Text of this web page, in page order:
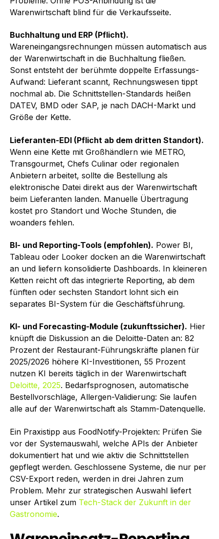
Warenwirtschaft blind für die Verkaufsseite.
Buchhaltung und ERP (Pflicht).
Wareneingangsrechnungen müssen automatisch aus
der Warenwirtschaft in die Buchhaltung fließen.
Sonst entsteht der berühmte doppelte Erfassungs-
Aufwand: Lieferant scannt, Rechnungswesen tippt
nochmal ab. Die Schnittstellen-Standards heißen
DATEV, BMD oder SAP, je nach DACH-Markt und
Größe der Kette.
Lieferanten-EDI (Pflicht ab dem dritten Standort).
Wenn eine Kette mit Großhändlern wie METRO,
Transgourmet, Chefs Culinar oder regionalen
Anbietern arbeitet, sollte die Bestellung als
elektronische Datei direkt aus der Warenwirtschaft
beim Lieferanten landen. Manuelle Übertragung
kostet pro Standort und Woche Stunden, die
woanders fehlen.
BI- und Reporting-Tools (empfohlen). Power BI,
Tableau oder Looker docken an die Warenwirtschaft
an und liefern konsolidierte Dashboards. In kleineren
Ketten reicht oft das integrierte Reporting, ab dem
fünften oder sechsten Standort lohnt sich ein
separates BI-System für die Geschäftsführung.
KI- und Forecasting-Module (zukunftssicher). Hier
knüpft die Diskussion an die Deloitte-Daten an: 82
Prozent der Restaurant-Führungskräfte planen für
2025/2026 höhere KI-Investitionen, 55 Prozent
nutzen KI bereits täglich in der Warenwirtschaft
Deloitte, 2025. Bedarfsprognosen, automatische
Bestellvorschläge, Allergen-Validierung: Sie laufen
alle auf der Warenwirtschaft als Stamm-Datenquelle.
Ein Praxistipp aus FoodNotify-Projekten: Prüfen Sie
vor der Systemauswahl, welche APIs der Anbieter
dokumentiert hat und wie aktiv die Schnittstellen
gepflegt werden. Geschlossene Systeme, die nur per
CSV-Export reden, werden in drei Jahren zum
Problem. Mehr zur strategischen Auswahl liefert
unser Artikel zum Tech-Stack der Zukunft in der
Gastronomie.